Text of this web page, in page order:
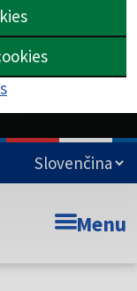
Menu